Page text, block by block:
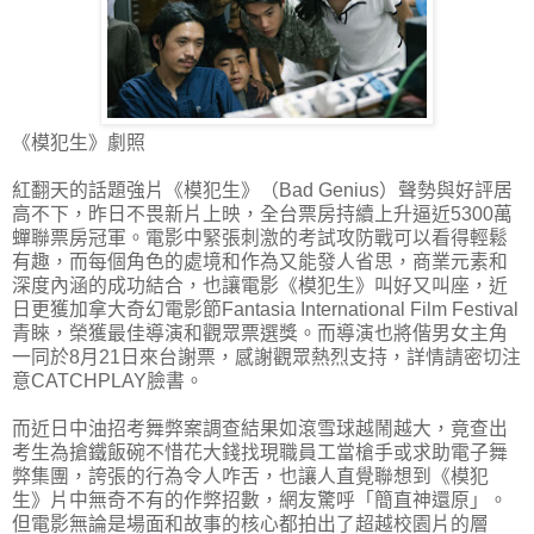
《模犯生》劇照
紅翻天的話題強片《模犯生》（Bad Genius）聲勢與好評居
高不下，昨日不畏新片上映，全台票房持續上升逼近5300萬
蟬聯票房冠軍。電影中緊張刺激的考試攻防戰可以看得輕鬆
有趣，而每個角色的處境和作為又能發人省思，商業元素和
深度內涵的成功結合，也讓電影《模犯生》叫好又叫座，近
日更獲加拿大奇幻電影節Fantasia International Film Festival
青睞，榮獲最佳導演和觀眾票選獎。而導演也將偕男女主角
一同於8月21日來台謝票，感謝觀眾熱烈支持，詳情請密切注
意CATCHPLAY臉書。
而近日中油招考舞弊案調查結果如滾雪球越鬧越大，竟查出
考生為搶鐵飯碗不惜花大錢找現職員工當槍手或求助電子舞
弊集團，誇張的行為令人咋舌，也讓人直覺聯想到《模犯
生》片中無奇不有的作弊招數，網友驚呼「簡直神還原」。
但電影無論是場面和故事的核心都拍出了超越校園片的層